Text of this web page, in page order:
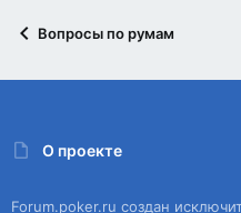
Вопросы по румам
О проекте
Forum.poker.ru создан